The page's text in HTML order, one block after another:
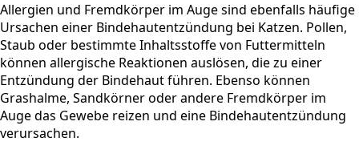
Allergien und Fremdkörper im Auge sind ebenfalls häufige
Ursachen einer Bindehautentzündung bei Katzen. Pollen,
Staub oder bestimmte Inhaltsstoffe von Futtermitteln
können allergische Reaktionen auslösen, die zu einer
Entzündung der Bindehaut führen. Ebenso können
Grashalme, Sandkörner oder andere Fremdkörper im
Auge das Gewebe reizen und eine Bindehautentzündung
verursachen.